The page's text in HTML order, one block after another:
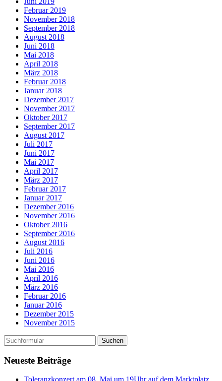
Februar 2019
November 2018
September 2018
August 2018
Juni 2018
Mai 2018
April 2018
März 2018
Februar 2018
Januar 2018
Dezember 2017
November 2017
Oktober 2017
September 2017
August 2017
Juli 2017
Juni 2017
Mai 2017
April 2017
März 2017
Februar 2017
Januar 2017
Dezember 2016
November 2016
Oktober 2016
September 2016
August 2016
Juli 2016
Juni 2016
Mai 2016
April 2016
März 2016
Februar 2016
Januar 2016
Dezember 2015
November 2015
Neueste Beiträge